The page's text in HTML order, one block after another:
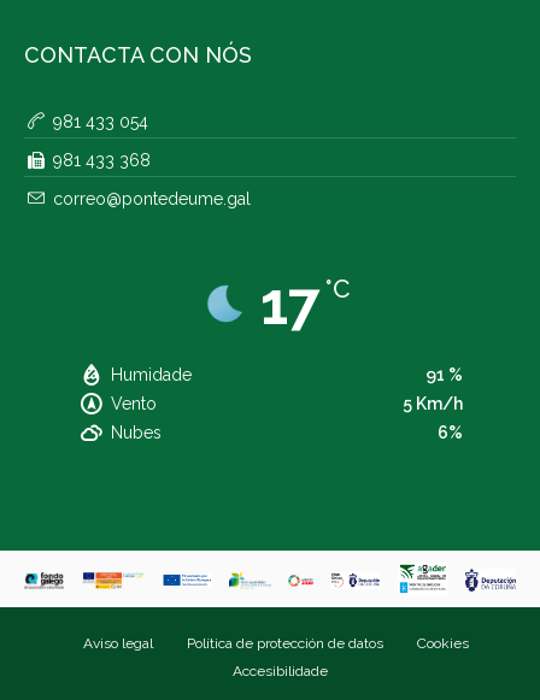
CONTACTA CON NÓS
981 433 054
981 433 368
correo@pontedeume.gal
17 °C
Humidade
91 %
Vento
5 Km/h
Nubes
6%
Aviso legal Política de protección de datos
Cookies
Accesibilidade